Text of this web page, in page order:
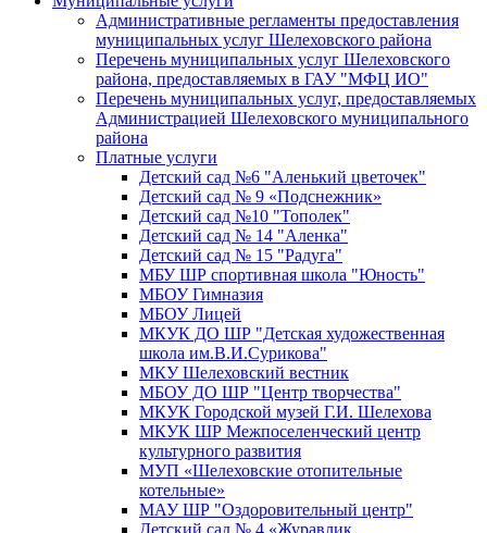
Административные регламенты предоставления
муниципальных услуг Шелеховского района
Перечень муниципальных услуг Шелеховского
района, предоставляемых в ГАУ "МФЦ ИО"
Перечень муниципальных услуг, предоставляемых
Администрацией Шелеховского муниципального
района
Платные услуги
Детский сад №6 "Аленький цветочек"
Детский сад № 9 «Подснежник»
Детский сад №10 "Тополек"
Детский сад № 14 "Аленка"
Детский сад № 15 "Радуга"
МБУ ШР спортивная школа "Юность"
МБОУ Гимназия
МБОУ Лицей
МКУК ДО ШР "Детская художественная
школа им.В.И.Сурикова"
МКУ Шелеховский вестник
МБОУ ДО ШР "Центр творчества"
МКУК Городской музей Г.И. Шелехова
МКУК ШР Межпоселенческий центр
культурного развития
МУП «Шелеховские отопительные
котельные»
МАУ ШР "Оздоровительный центр"
Детский сад № 4 «Журавлик